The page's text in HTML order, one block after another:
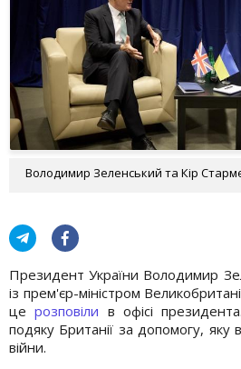
Володимир Зеленський та Кір
Президент України Володимир
із прем'єр-міністром
церозповіли в офісі
подяку Британії за допомогу,
війни.